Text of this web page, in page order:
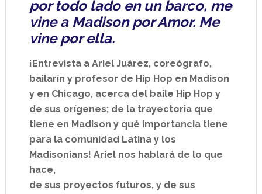
por todo lado en un barco, me
vine a Madison por Amor. Me
vine por ella.
¡Entrevista a Ariel Juárez, coreógrafo,
bailarín y profesor de Hip Hop en Madison
y en Chicago, acerca del baile Hip Hop y
de sus orígenes; de la trayectoria que
tiene en Madison y qué importancia tiene
para la comunidad Latina y los
Madisonians! Ariel nos hablará de lo que
hace,
de sus proyectos futuros, y de sus